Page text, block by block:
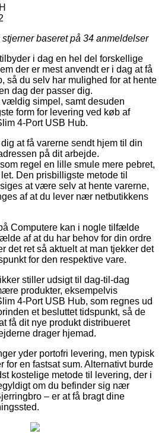
stjerner baseret på 34 anmeldelser
i dag en hel del forskellige
der er mest anvendt er i dag at få
så du selv har mulighed for at hente
dag der passer dig.
vældig simpel, samt desuden
form for levering ved køb af
4-Port USB Hub.
at få varerne sendt hjem til din
på dit arbejde.
regel en lille smule mere pebret,
Den prisbilligste metode til
at være selv at hente varerne,
af at du lever nær netbutikkens
Computere kan i nogle tilfælde
af at du har behov for din ordre
det ret så aktuelt at man tjekker det
for den respektive vare.
stiller udsigt til dag-til-dag
produkter, eksempelvis
4-Port USB Hub, som regnes ud
et besluttet tidspunkt, så de
få dit nye produkt distribueret
drager hjemad.
yder portofri levering, men typisk
for en fastsat sum. Alternativt burde
kostelige metode til levering, der i
om du befinder sig nær
– er at få bragt dine